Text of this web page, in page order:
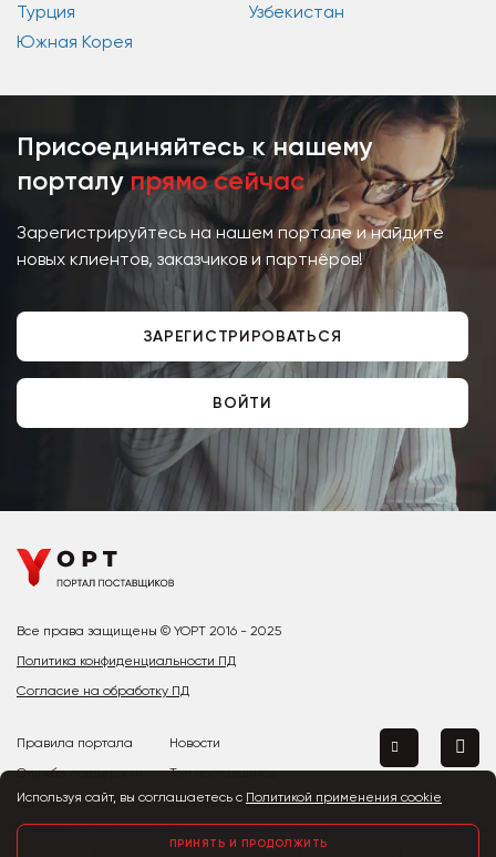
Турция
Узбекистан
Южная Корея
Присоединяйтесь к нашему
порталу прямо сейчас
Зарегистрируйтесь на нашем портале и найдите
новых клиентов, заказчиков и партнёров!
ЗАРЕГИСТРИРОВАТЬСЯ
ВОЙТИ
Все права защищены © YOPT 2016 - 2025
Политика конфиденциальности ПД
Согласие на обработку ПД
Правила портала
Служба поддержки
Контакты
Новости
Топ поставщиков
Страны и города
Используя сайт, вы соглашаетесь с Политикой применения cookie
ПРИНЯТЬ И ПРОДОЛЖИТЬ